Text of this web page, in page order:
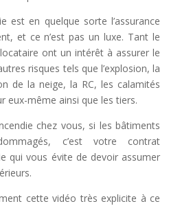
est en quelque sorte l’assurance
et ce n’est pas un luxe. Tant le
ont un intérêt à assurer le
risques tels que l’explosion, la
de la neige, la RC, les calamités
eux-même ainsi que les tiers.
chez vous, si les bâtiments
c’est votre contrat
qui vous évite de devoir assumer
cette vidéo très explicite à ce